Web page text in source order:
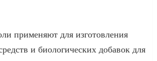
применяют для изготовления
и биологических добавок для